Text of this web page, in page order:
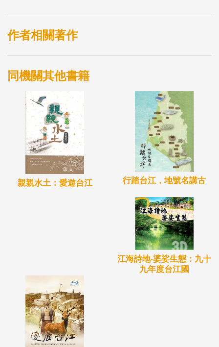
蟲」，進而「愛上昆蟲」。
作者相關著作
同機關其他書籍
親親水土：愛遊台江 行踏台江，地號名講古
江海詩地‧婆娑生態：九十
九年度台江國